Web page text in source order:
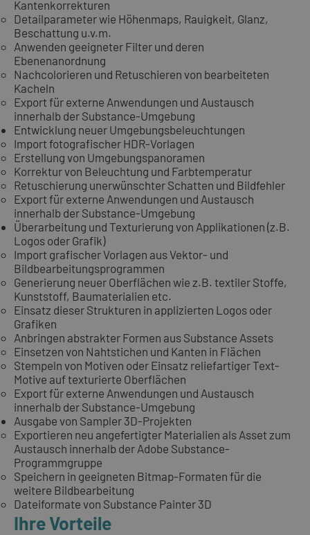
Kantenkorrekturen
Detailparameter wie Höhenmaps, Rauigkeit, Glanz,
Beschattung u.v.m.
Anwenden geeigneter Filter und deren
Ebenenanordnung
Nachcolorieren und Retuschieren von bearbeiteten
Kacheln
Export für externe Anwendungen und Austausch
innerhalb der Substance-Umgebung
Entwicklung neuer Umgebungsbeleuchtungen
Import fotografischer HDR-Vorlagen
Erstellung von Umgebungspanoramen
Korrektur von Beleuchtung und Farbtemperatur
Retuschierung unerwünschter Schatten und Bildfehler
Export für externe Anwendungen und Austausch
innerhalb der Substance-Umgebung
Überarbeitung und Texturierung von Applikationen (z.B.
Logos oder Grafik)
Import grafischer Vorlagen aus Vektor- und
Bildbearbeitungsprogrammen
Generierung neuer Oberflächen wie z.B. textiler Stoffe,
Kunststoff, Baumaterialien etc.
Einsatz dieser Strukturen in applizierten Logos oder
Grafiken
Anbringen abstrakter Formen aus Substance Assets
Einsetzen von Nahtstichen und Kanten in Flächen
Stempeln von Motiven oder Einsatz reliefartiger Text-
Motive auf texturierte Oberflächen
Export für externe Anwendungen und Austausch
innerhalb der Substance-Umgebung
Ausgabe von Sampler 3D-Projekten
Exportieren neu angefertigter Materialien als Asset zum
Austausch innerhalb der Adobe Substance-
Programmgruppe
Speichern in geeigneten Bitmap-Formaten für die
weitere Bildbearbeitung
Dateiformate von Substance Painter 3D
Ihre Vorteile